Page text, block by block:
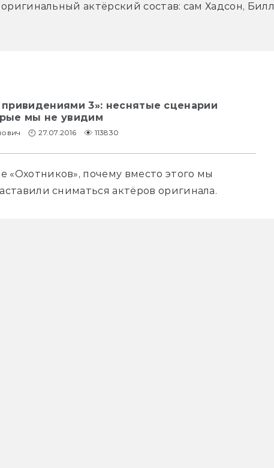
актёрский состав: сам Хадсон, Билл
привидениями 3»: неснятые сценарии
мы не увидим
27.07.2016 113830
«Охотников», почему вместо этого мы
сниматься актёров оригинала.